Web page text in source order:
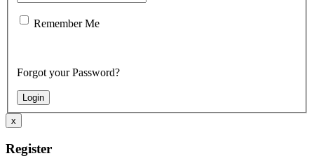
Remember Me
Forgot your Password?
x
Register